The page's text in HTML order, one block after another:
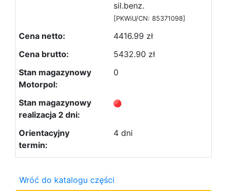
sil.benz.
[PKWiU/CN: 85371098]
4416.99 zł
5432.90 zł
0
4 dni
Wróć do katalogu części